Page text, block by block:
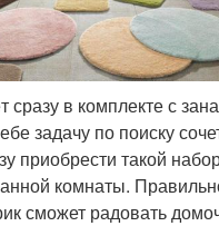
сразу в комплекте с
задачу по поиску
приобрести такой
комнаты.
сможет радовать